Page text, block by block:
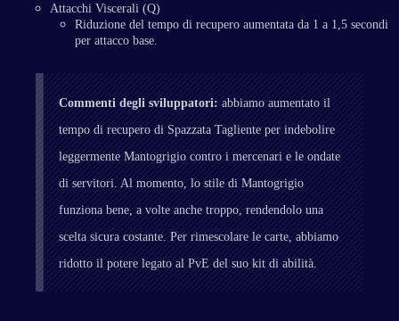
Attacchi Viscerali (Q)
Riduzione del tempo di recupero aumentata da 1 a 1,5 secondi
per attacco base.
Commenti degli sviluppatori: abbiamo aumentato il
tempo di recupero di Spazzata Tagliente per indebolire
leggermente Mantogrigio contro i mercenari e le ondate
di servitori. Al momento, lo stile di Mantogrigio
funziona bene, a volte anche troppo, rendendolo una
scelta sicura costante. Per rimescolare le carte, abbiamo
ridotto il potere legato al PvE del suo kit di abilità.